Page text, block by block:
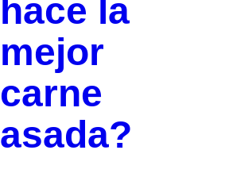
hace la
mejor
carne
asada?